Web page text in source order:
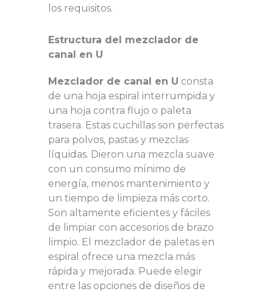
los requisitos.
Estructura del mezclador de
canal en U
Mezclador de canal en U consta
de una hoja espiral interrumpida y
una hoja contra flujo o paleta
trasera. Estas cuchillas son perfectas
para polvos, pastas y mezclas
líquidas. Dieron una mezcla suave
con un consumo mínimo de
energía, menos mantenimiento y
un tiempo de limpieza más corto.
Son altamente eficientes y fáciles
de limpiar con accesorios de brazo
limpio. El mezclador de paletas en
espiral ofrece una mezcla más
rápida y mejorada. Puede elegir
entre las opciones de diseños de